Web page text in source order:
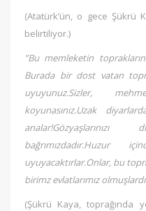
(Atatürk’ün, o gece Şükrü
belirtiliyor.)
”Bu memleketin
Burada bir dost vatan
uyuyunuz.Sizler,
koyunasınız.Uzak
analar!Gözyaşlarınızı
uyuyacaktırlar.Onlar, bu
birimz evlatlarımız
(Şükrü Kaya, toprağında